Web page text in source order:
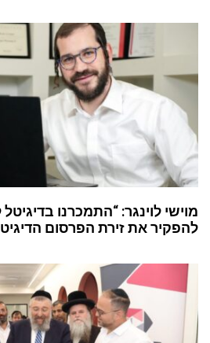
מוישי לוינגר: “התמכרנו
להפקיר את זירת הפרסום